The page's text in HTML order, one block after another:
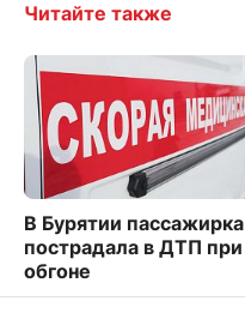
Читайте также
В Бурятии пассажирка
пострадала в ДТП при
обгоне